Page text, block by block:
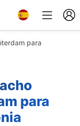
para
para